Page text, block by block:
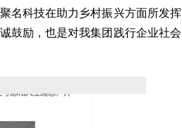
名科技在助力乡村振兴方面所发挥
鼓励，也是对我集团践行企业社会